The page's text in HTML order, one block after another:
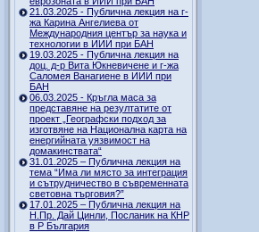
21.03.2025 - Публична лекция на г-
жа Карина Ангелиева от
Международния център за наука и
технологии в ИИИ при БАН
19.03.2025 - Публична лекция на
доц. д-р Вита Юкневичене и г-жа
Саломея Ванагиене в ИИИ при
БАН
06.03.2025 - Кръгла маса за
представяне на резултатите от
проект „Географски подход за
изготвяне на Национална карта на
енергийната уязвимост на
домакинствата“
31.01.2025 – Публична лекция на
тема “Има ли място за интеграция
и сътрудничество в съвременната
световна търговия?”
17.01.2025 – Публична лекция на
Н.Пр. Дай Цинли, Посланик на КНР
в Р България